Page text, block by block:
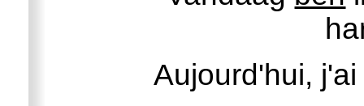
Aujourd'hui,